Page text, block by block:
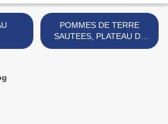
POMMES DE TERRE
SAUTEES, PLATEAU DE
FROMAGES ET SALADE